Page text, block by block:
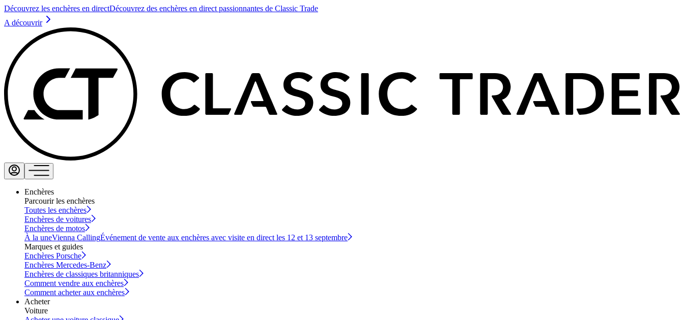
Découvrez les enchères en directDécouvrez des enchères en direct passionnantes de Classic Trade
A découvrir
Enchères
Parcourir les enchères
Toutes les enchères
Enchères de voitures
Enchères de motos
À la uneVienna CallingÉvénement de vente aux enchères avec visite en direct les 12 et 13 septembre
Marques et guides
Enchères Porsche
Enchères Mercedes-Benz
Enchères de classiques britanniques
Comment vendre aux enchères
Comment acheter aux enchères
Acheter
Voiture